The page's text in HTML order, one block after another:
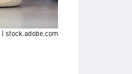
stock.adobe.com